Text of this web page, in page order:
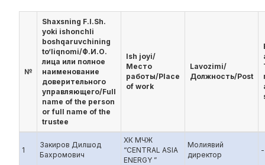
№
Shaxsning F.I.Sh.
yoki ishonchli
boshqaruvchining
to‘liqnomi/Ф.И.О.
лица или полное
наименование
доверительного
управляющего/Full
name of the person
or full name of the
trustee
Ish joyi/
Место
работы/Place
of work
Lavozimi/
Должность/Post
1
Закиров Дилшод
Бахромович
ХК МЧЖ
“CENTRAL ASIA
ENERGY ”
Молиявий
директор
-